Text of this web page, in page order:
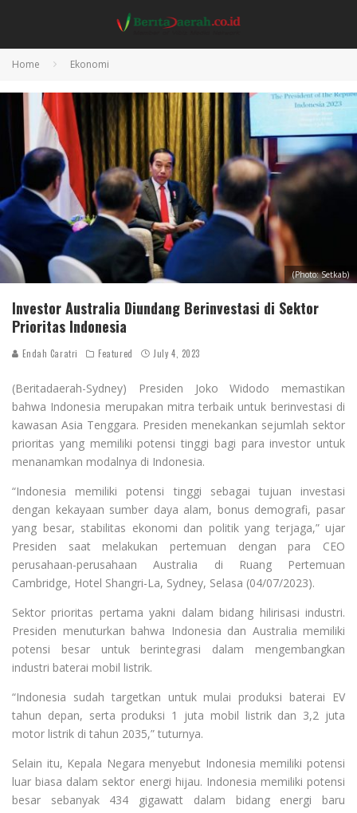
Home Ekonomi
(Photo: Setkab)
Investor Australia Diundang Berinvestasi di Sektor
Prioritas Indonesia
Endah Caratri Featured July 4, 2023
(Beritadaerah-Sydney) Presiden Joko Widodo memastikan
bahwa Indonesia merupakan mitra terbaik untuk berinvestasi di
kawasan Asia Tenggara. Presiden menekankan sejumlah sektor
prioritas yang memiliki potensi tinggi bagi para investor untuk
menanamkan modalnya di Indonesia.
“Indonesia memiliki potensi tinggi sebagai tujuan investasi
dengan kekayaan sumber daya alam, bonus demografi, pasar
yang besar, stabilitas ekonomi dan politik yang terjaga,” ujar
Presiden saat melakukan pertemuan dengan para CEO
perusahaan-perusahaan Australia di Ruang Pertemuan
Cambridge, Hotel Shangri-La, Sydney, Selasa (04/07/2023).
Sektor prioritas pertama yakni dalam bidang hilirisasi industri.
Presiden menuturkan bahwa Indonesia dan Australia memiliki
potensi besar untuk berintegrasi dalam mengembangkan
industri baterai mobil listrik.
“Indonesia sudah targetkan untuk mulai produksi baterai EV
tahun depan, serta produksi 1 juta mobil listrik dan 3,2 juta
motor listrik di tahun 2035,” tuturnya.
Selain itu, Kepala Negara menyebut Indonesia memiliki potensi
luar biasa dalam sektor energi hijau. Indonesia memiliki potensi
besar sebanyak 434 gigawatt dalam bidang energi baru